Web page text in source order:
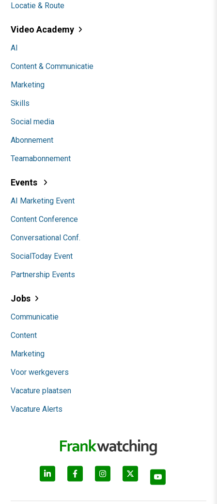
Locatie & Route
Video Academy
AI
Content & Communicatie
Marketing
Skills
Social media
Abonnement
Teamabonnement
Events
AI Marketing Event
Content Conference
Conversational Conf.
SocialToday Event
Partnership Events
Jobs
Communicatie
Content
Marketing
Voor werkgevers
Vacature plaatsen
Vacature Alerts